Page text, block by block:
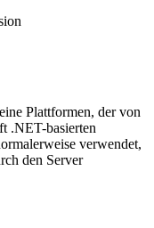
Plattformen, der von
.NET-basierten
verwendet,
den Server